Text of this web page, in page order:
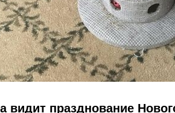
видит празднование